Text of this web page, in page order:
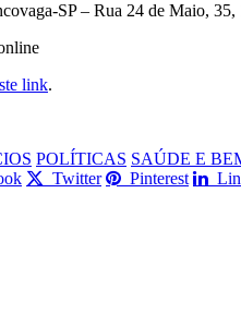
SP – Rua 24 de Maio, 35,
link.
POLÍTICAS SAÚDE E
Twitter Pinterest